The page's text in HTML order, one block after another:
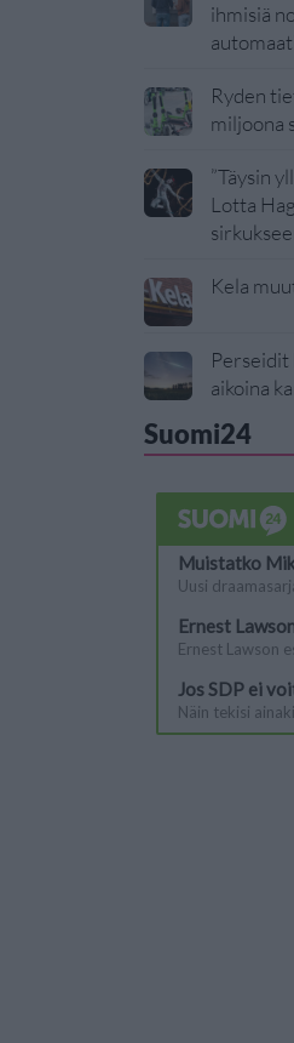
ihmisiä
Ryden
miljoona
”Täysin
Lotta
Kela
Perseidit
aikoina
Suomi24